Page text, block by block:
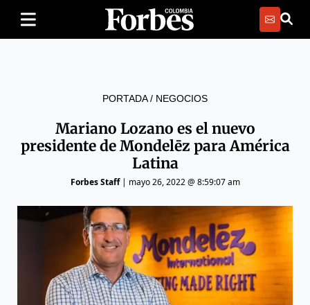
PORTADA/ NEGOCIOS
Mariano Lozano es el nuevo
presidente de Mondelēz para América
Latina
Forbes Staff| mayo 26, 2022 @ 8:59:07 am